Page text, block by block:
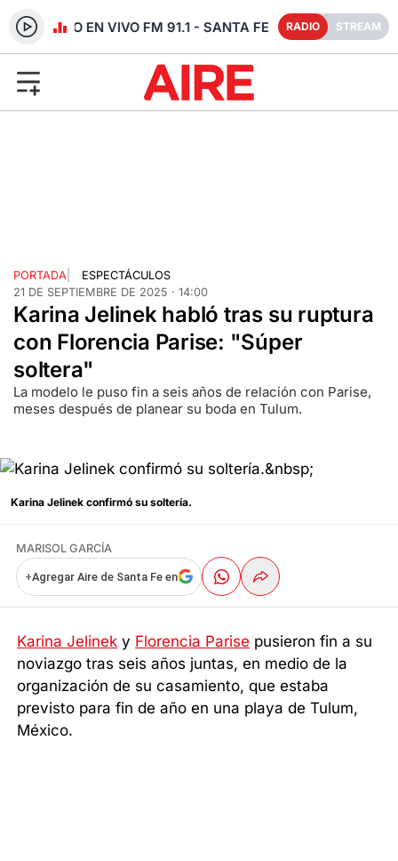
RADIO EN VIVO FM 91.1 - SANTA FE RADIO STREAM
PORTADA
ESPECTÁCULOS
21 DE SEPTIEMBRE DE 2025 · 14:00
Karina Jelinek habló tras su ruptura
con Florencia Parise: "Súper
soltera"
La modelo le puso fin a seis años de relación con Parise,
meses después de planear su boda en Tulum.
Karina Jelinek confirmó su soltería.
MARISOL GARCÍA
+Agregar Aire de Santa Fe en
Karina Jelinek y Florencia Parise pusieron fin a su
noviazgo tras seis años juntas, en medio de la
organización de su casamiento, que estaba
previsto para fin de año en una playa de Tulum,
México.